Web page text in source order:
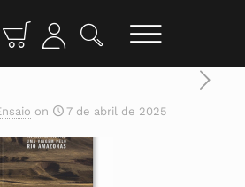
on 7 de abril de 2025